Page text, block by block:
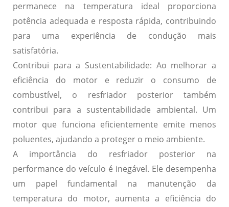
permanece na temperatura ideal proporciona
potência adequada e resposta rápida, contribuindo
para uma experiência de condução mais
satisfatória.
Contribui para a Sustentabilidade: Ao melhorar a
eficiência do motor e reduzir o consumo de
combustível, o resfriador posterior também
contribui para a sustentabilidade ambiental. Um
motor que funciona eficientemente emite menos
poluentes, ajudando a proteger o meio ambiente.
A importância do resfriador posterior na
performance do veículo é inegável. Ele desempenha
um papel fundamental na manutenção da
temperatura do motor, aumenta a eficiência do